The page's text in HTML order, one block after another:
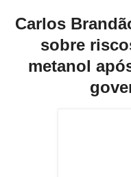
Carlos
sobre
metanol